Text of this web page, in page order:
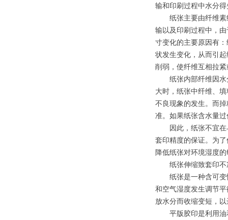
输和印刷过程中水分
纸张主要由纤维素组
输以及印刷过程中，
寸变化的主要原因有
状发生变化，从而引
削弱，使纤维互相拉
纸张内部纤维因水分
大时，纸张中纤维、
不良现象的发生。而
准。如果纸张含水量
因此，纸张不宜在与
套印精度的保证。为
降低纸张对环境湿度
纸张伸缩致套印不
纸张是一种含可变性
和空气湿度发生调节
放水分而收缩变短，
平版胶印是利用油和